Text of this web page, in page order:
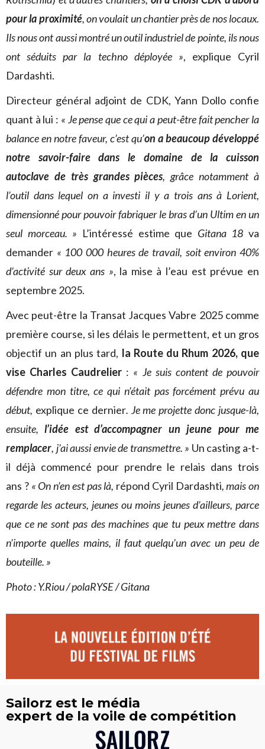
pour la proximité, on voulait un chantier près de nos locaux.
Ils nous ont aussi montré un outil industriel de pointe, ils nous
ont séduits par la techno déployée », explique Cyril
Dardashti.
Directeur général adjoint de CDK, Yann Dollo confie
quant à lui : « Je pense que ce qui a peut-être fait pencher la
balance en notre faveur, c’est qu’on a beaucoup développé
notre savoir-faire dans le domaine de la cuisson
autoclave de très grandes pièces, grâce notamment à
l’outil dans lequel on a investi il y a trois ans à Lorient,
dimensionné pour pouvoir fabriquer le bras d’un Ultim en un
seul morceau. » L’intéressé estime que Gitana 18 va
demander « 100 000 heures de travail, soit environ 40%
d’activité sur deux ans », la mise à l’eau est prévue en
septembre 2025.
Avec peut-être la Transat Jacques Vabre 2025 comme
première course, si les délais le permettent, et un gros
objectif un an plus tard, la Route du Rhum 2026, que
vise Charles Caudrelier : « Je suis content de pouvoir
défendre mon titre, ce qui n’était pas forcément prévu au
début, explique ce dernier. Je me projette donc jusque-là,
ensuite,l’idée est d’accompagner un jeune pour me
remplacer, j’ai aussi envie de transmettre. » Un casting a-t-
il déjà commencé pour prendre le relais dans trois
ans ? « On n’en est pas là, répond Cyril Dardashti, mais on
regarde les acteurs, jeunes ou moins jeunes d’ailleurs, parce
que ce ne sont pas des machines que tu peux mettre dans
n’importe quelles mains, il faut quelqu’un avec un peu de
bouteille. »
Photo : Y.Riou / polaRYSE / Gitana
Sailorz est le média
expert de la voile de compétition